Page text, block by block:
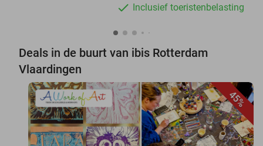
Inclusief toeristenbelasting
Deals in de buurt van ibis Rotterdam
Vlaardingen
45%